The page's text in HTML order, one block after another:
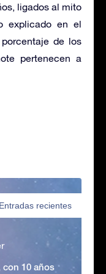
ligados al mito
explicado en el
de los
pertenecen a
Entradas recientes
con 10 años